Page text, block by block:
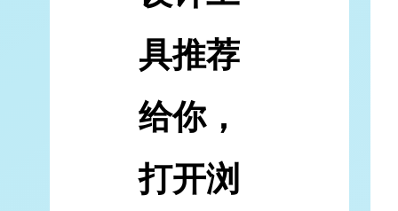
具推荐
给你，
打开浏